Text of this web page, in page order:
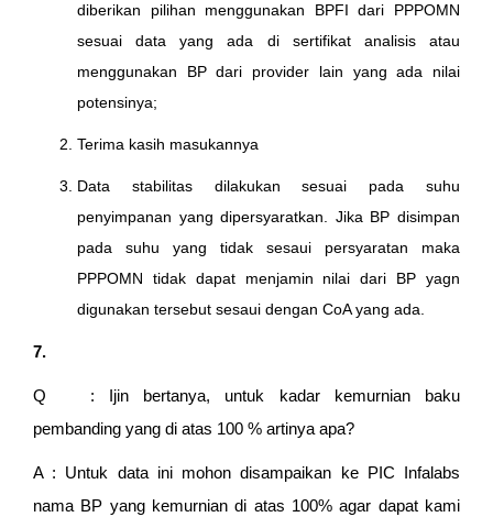
diberikan pilihan menggunakan BPFI dari PPPOMN
sesuai data yang ada di sertifikat analisis atau
menggunakan BP dari provider lain yang ada nilai
potensinya;
Terima kasih masukannya
Data stabilitas dilakukan sesuai pada suhu
penyimpanan yang dipersyaratkan. Jika BP disimpan
pada suhu yang tidak sesaui persyaratan maka
PPPOMN tidak dapat menjamin nilai dari BP yagn
digunakan tersebut sesaui dengan CoA yang ada.
7.
Q : Ijin bertanya, untuk kadar kemurnian baku
pembanding yang di atas 100 % artinya apa?
A : Untuk data ini mohon disampaikan ke PIC Infalabs
nama BP yang kemurnian di atas 100% agar dapat kami